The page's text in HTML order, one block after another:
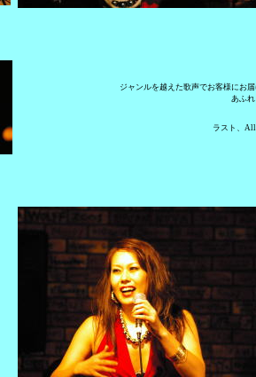
ジャンルを越えた歌声でお客様にお
あふ
ラスト、